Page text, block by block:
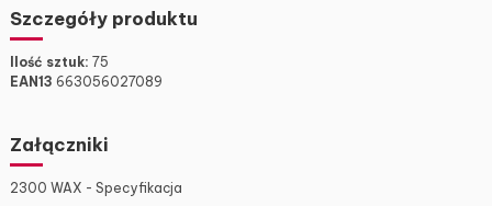
Szczegóły produktu
Ilość sztuk: 75
EAN13 663056027089
Załączniki
2300 WAX - Specyfikacja